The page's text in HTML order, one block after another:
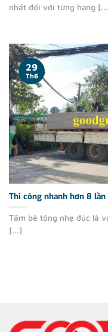
nhất đối với từng hạng
Thi công nhanh hơn 8
Tấm bê tông nhẹ đúc là
[...]
29
Th6